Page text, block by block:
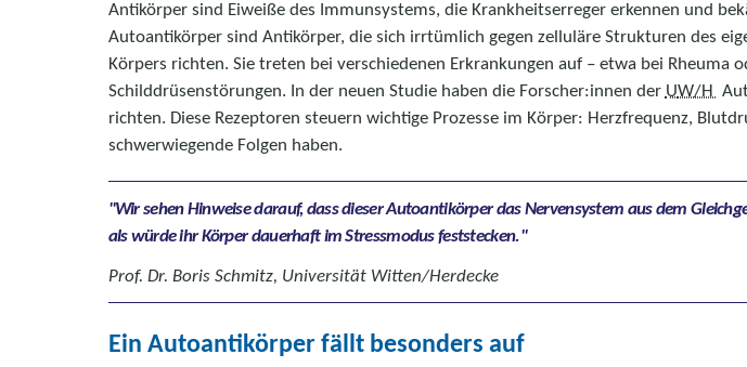
Antikörper sind Eiweiße des Immunsystems, die Krankheitserreger erkennen und
Autoantikörper sind Antikörper, die sich irrtümlich gegen zelluläre Strukturen des
Körpers richten. Sie treten bei verschiedenen Erkrankungen auf – etwa bei Rheuma
Schilddrüsenstörungen. In der neuen Studie haben die Forscher:innen der UW/H
richten. Diese Rezeptoren steuern wichtige Prozesse im Körper: Herzfrequenz,
schwerwiegende Folgen haben.
Wir sehen Hinweise darauf, dass dieser Autoantikörper das Nervensystem aus dem
als würde ihr Körper dauerhaft im Stressmodus feststecken.
Prof. Dr. Boris Schmitz, Universität Witten/Herdecke
Ein Autoantikörper fällt besonders auf